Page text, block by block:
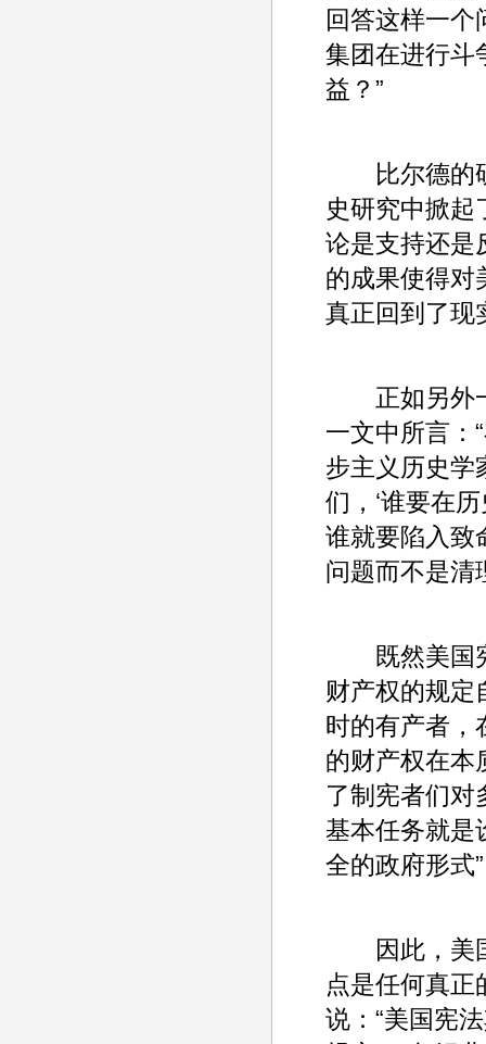
回答这样一个
集团在进行斗
益？”
比尔德的研
史研究中掀起
论是支持还是
的成果使得对
真正回到了现
正如另外一
一文中所言：
步主义历史学
们，‘谁要在
谁就要陷入致
问题而不是清
既然美国宪
财产权的规定
时的有产者，
的财产权在本
了制宪者们对
基本任务就是
全的政府形式
因此，美国
点是任何真正
说：“美国宪